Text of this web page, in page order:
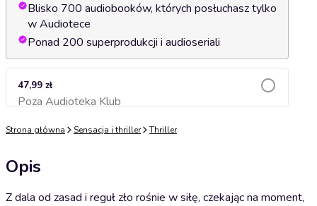
Blisko 700 audiobooków, których posłuchasz tylko
w Audiotece
Ponad 200 superprodukcji i audioseriali
47,99 zł
Poza Audioteka KlubDodaj do koszyka
Strona główna Sensacja i thriller Thriller
Opis
Z dala od zasad i reguł zło rośnie w siłę, czekając na moment,